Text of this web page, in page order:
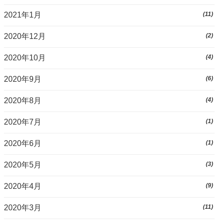
2021年1月 (11)
2020年12月 (2)
2020年10月 (4)
2020年9月 (6)
2020年8月 (4)
2020年7月 (1)
2020年6月 (1)
2020年5月 (3)
2020年4月 (9)
2020年3月 (11)